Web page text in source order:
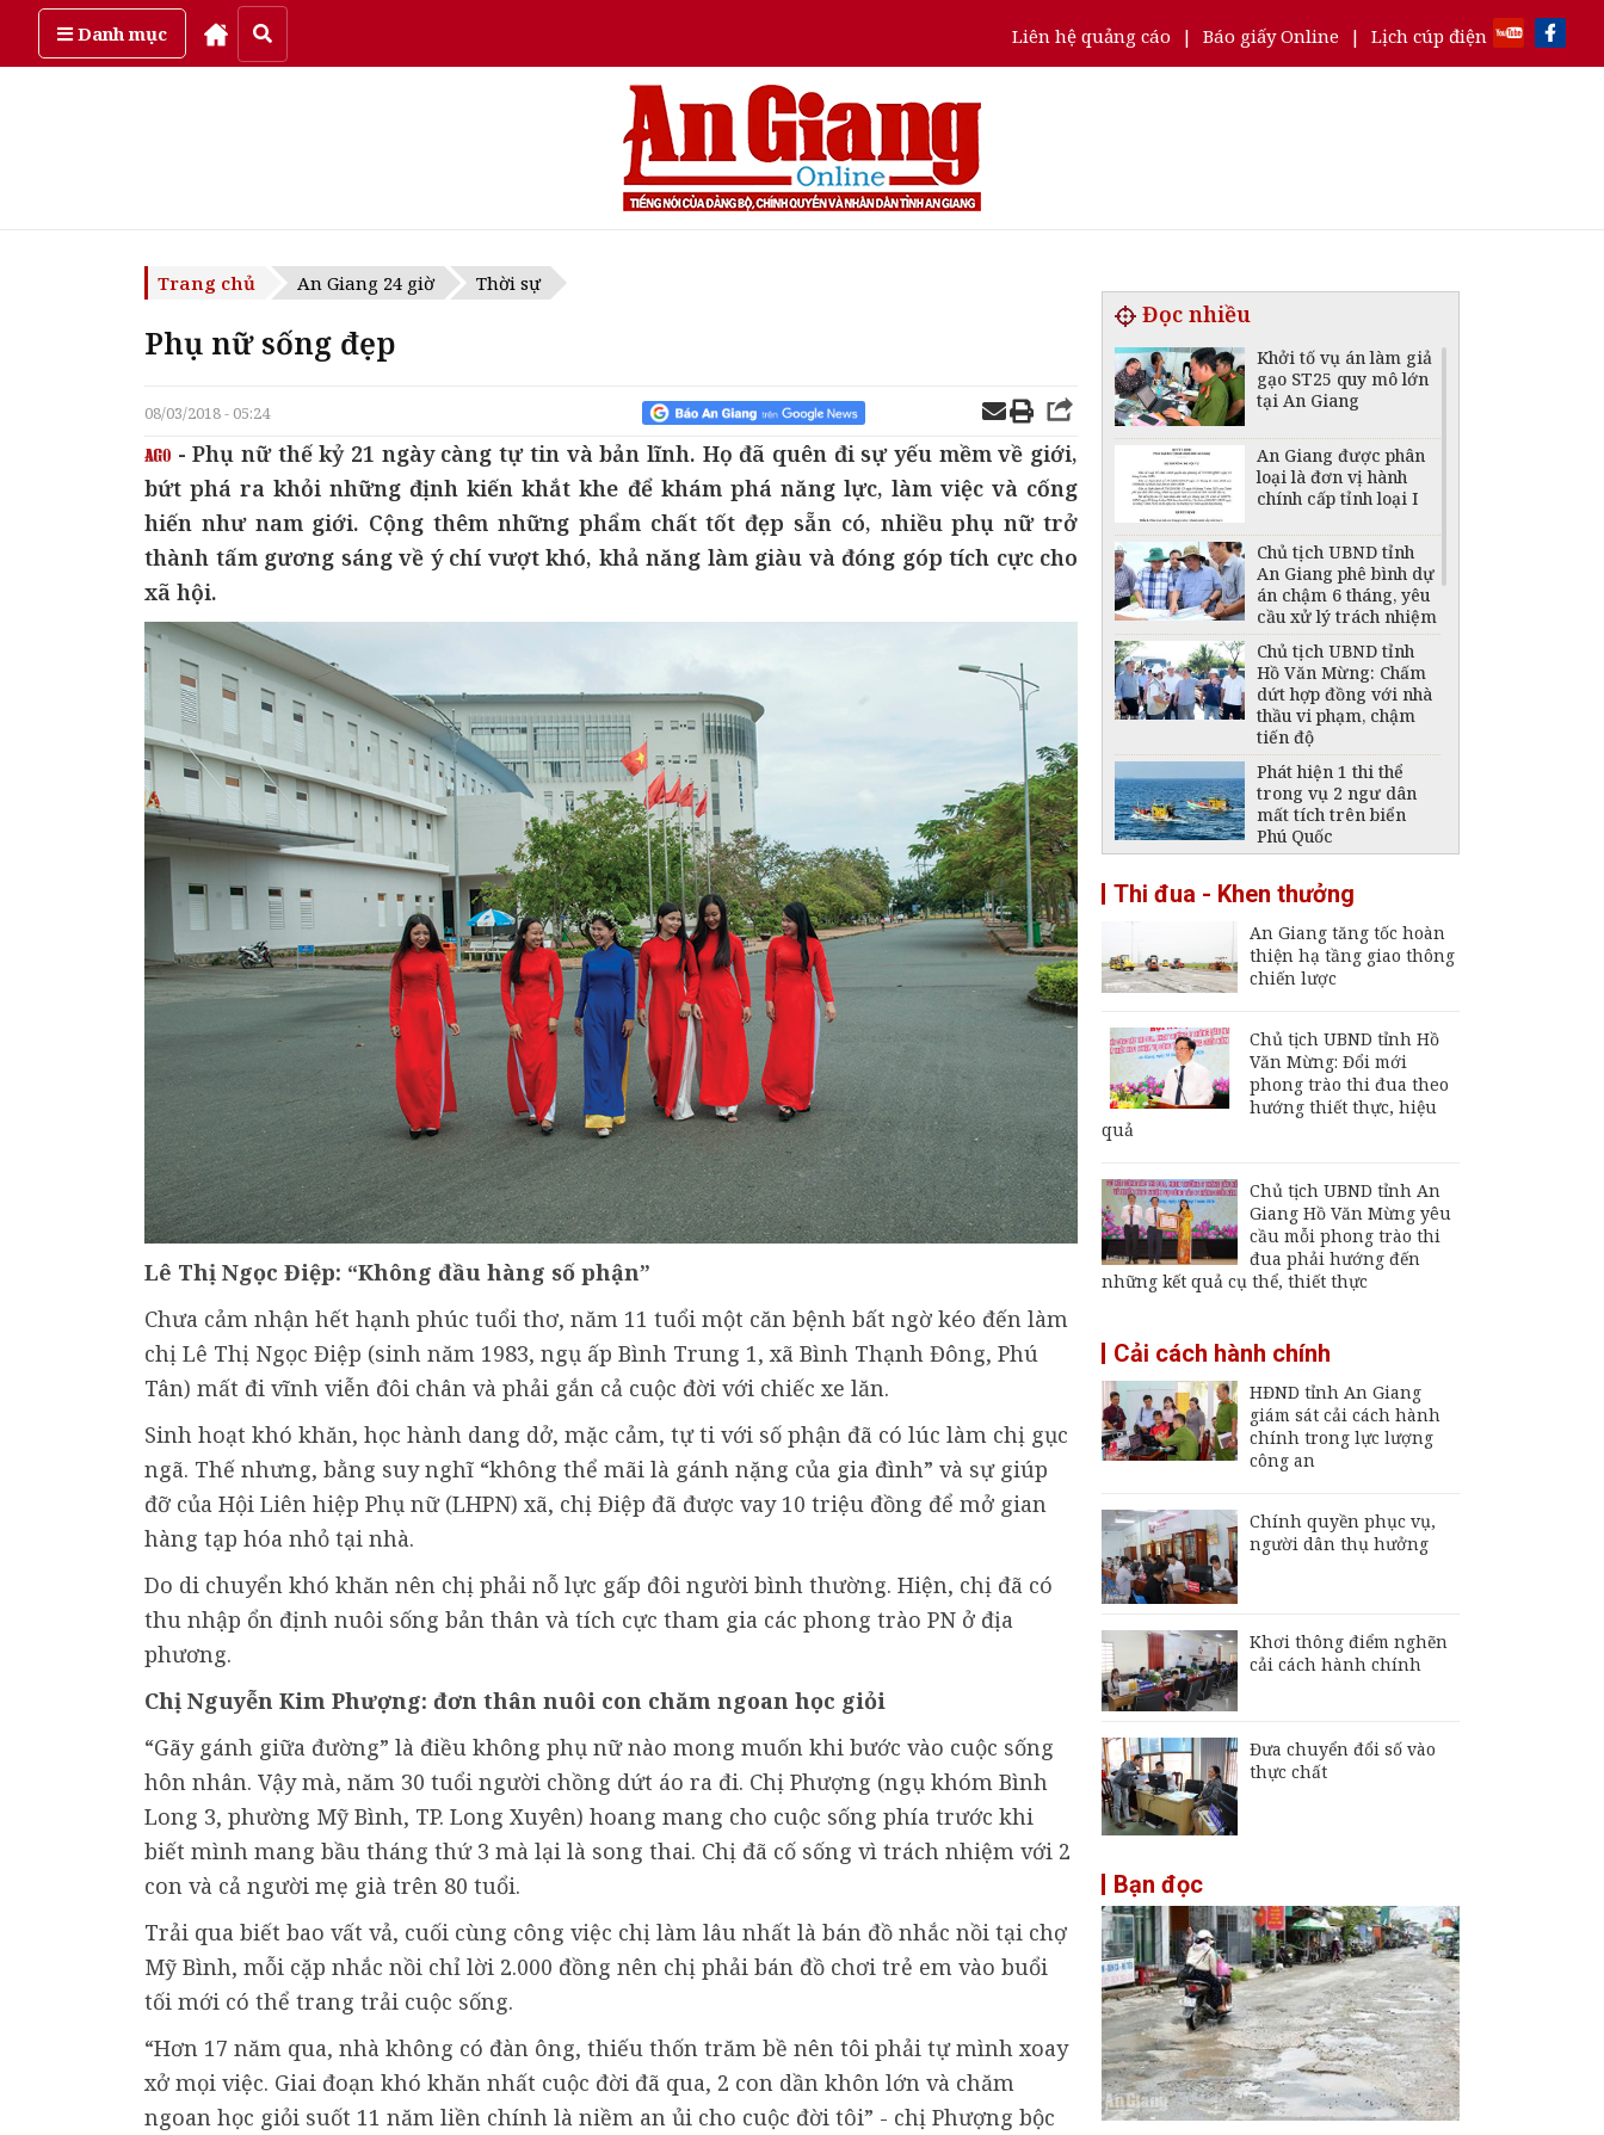
Danh mục Liên hệ quảng cáo | Báo giấy Online | Lịch cúp điện
Thứ bảy, ngày 8/08/2026
Trang chủ An Giang 24 giờ Thời sự
Phụ nữ sống đẹp
08/03/2018 - 05:24
- Phụ nữ thế kỷ 21 ngày càng tự tin và bản lĩnh. Họ đã quên đi sự yếu mềm về giới,
bứt phá ra khỏi những định kiến khắt khe để khám phá năng lực, làm việc và cống
hiến như nam giới. Cộng thêm những phẩm chất tốt đẹp sẵn có, nhiều phụ nữ trở
thành tấm gương sáng về ý chí vượt khó, khả năng làm giàu và đóng góp tích cực cho
xã hội.
Lê Thị Ngọc Điệp: “Không đầu hàng số phận”
Chưa cảm nhận hết hạnh phúc tuổi thơ, năm 11 tuổi một căn bệnh bất ngờ kéo đến làm
chị Lê Thị Ngọc Điệp (sinh năm 1983, ngụ ấp Bình Trung 1, xã Bình Thạnh Đông, Phú
Tân) mất đi vĩnh viễn đôi chân và phải gắn cả cuộc đời với chiếc xe lăn.
Sinh hoạt khó khăn, học hành dang dở, mặc cảm, tự ti với số phận đã có lúc làm chị gục
ngã. Thế nhưng, bằng suy nghĩ “không thể mãi là gánh nặng của gia đình” và sự giúp
đỡ của Hội Liên hiệp Phụ nữ (LHPN) xã, chị Điệp đã được vay 10 triệu đồng để mở gian
hàng tạp hóa nhỏ tại nhà.
Do di chuyển khó khăn nên chị phải nỗ lực gấp đôi người bình thường. Hiện, chị đã có
thu nhập ổn định nuôi sống bản thân và tích cực tham gia các phong trào PN ở địa
phương.
Chị Nguyễn Kim Phượng: đơn thân nuôi con chăm ngoan học giỏi
“Gãy gánh giữa đường” là điều không phụ nữ nào mong muốn khi bước vào cuộc sống
hôn nhân. Vậy mà, năm 30 tuổi người chồng dứt áo ra đi. Chị Phượng (ngụ khóm Bình
Long 3, phường Mỹ Bình, TP. Long Xuyên) hoang mang cho cuộc sống phía trước khi
biết mình mang bầu tháng thứ 3 mà lại là song thai. Chị đã cố sống vì trách nhiệm với 2
con và cả người mẹ già trên 80 tuổi.
Trải qua biết bao vất vả, cuối cùng công việc chị làm lâu nhất là bán đồ nhắc nồi tại chợ
Mỹ Bình, mỗi cặp nhắc nồi chỉ lời 2.000 đồng nên chị phải bán đồ chơi trẻ em vào buổi
tối mới có thể trang trải cuộc sống.
“Hơn 17 năm qua, nhà không có đàn ông, thiếu thốn trăm bề nên tôi phải tự mình xoay
xở mọi việc. Giai đoạn khó khăn nhất cuộc đời đã qua, 2 con dần khôn lớn và chăm
ngoan học giỏi suốt 11 năm liền chính là niềm an ủi cho cuộc đời tôi” - chị Phượng bộc
Đọc nhiều
Khởi tố vụ án làm giả
gạo ST25 quy mô lớn
tại An Giang
An Giang được phân
loại là đơn vị hành
chính cấp tỉnh loại I
Chủ tịch UBND tỉnh
An Giang phê bình dự
án chậm 6 tháng, yêu
cầu xử lý trách nhiệm
Chủ tịch UBND tỉnh
Hồ Văn Mừng: Chấm
dứt hợp đồng với nhà
thầu vi phạm, chậm
tiến độ
Phát hiện 1 thi thể
trong vụ 2 ngư dân
mất tích trên biển
Phú Quốc
giảm mức cung cấp
điện trên địa bàn tỉnh
An Giang ngày 6 -
7/8/2026
Đại tá Nguyễn Việt
Chính ủy Bộ Chỉ huy
Quân sự tỉnh An
Giang
Đội K92 quy tập thêm
Thường trực UBND
tỉnh An Giang yêu cầu
sớm đưa cảng biển
An Thới hoạt động trở
vận hành nhà máy xử
trễ sẽ thu hồi dự án
Thi đua - Khen thưởng
An Giang tăng tốc hoàn
thiện hạ tầng giao thông
chiến lược
Chủ tịch UBND tỉnh Hồ
Văn Mừng: Đổi mới
phong trào thi đua theo
hướng thiết thực, hiệu
quả
Chủ tịch UBND tỉnh An
Giang Hồ Văn Mừng yêu
cầu mỗi phong trào thi
đua phải hướng đến
những kết quả cụ thể, thiết thực
Cải cách hành chính
HĐND tỉnh An Giang
giám sát cải cách hành
chính trong lực lượng
công an
Chính quyền phục vụ,
người dân thụ hưởng
Khơi thông điểm nghẽn
cải cách hành chính
Đưa chuyển đổi số vào
thực chất
Bạn đọc